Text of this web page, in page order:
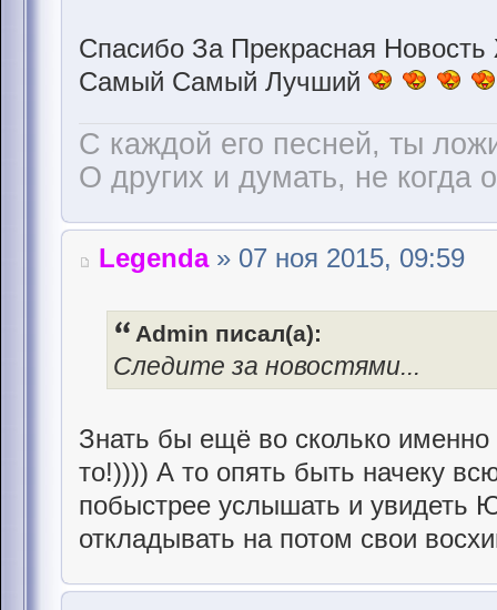
Спасибо За Прекрасная
Самый Самый Лучший
С каждой его песней, ты
О других и думать, не когда
Legenda» 07 ноя 2015, 09:59
Admin писал(а):
Следите за новостями...
Знать бы ещё во сколько
то!)))) А то опять быть начеку
побыстрее услышать и увидеть
откладывать на потом свои